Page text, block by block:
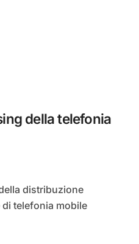
della telefonia
telefonia mobile